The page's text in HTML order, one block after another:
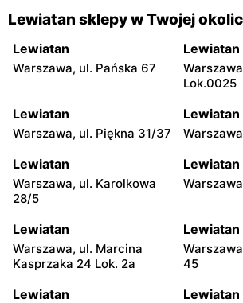
Lewiatan sklepy w Twojej
Lewiatan
Warszawa, ul. Pańska 67
Lewiatan
Lok.0025
Lewiatan
Warszawa, ul. Piękna 31/37
Lewiatan
Lewiatan
Warszawa, ul. Karolkowa
28/5
Lewiatan
Lewiatan
Warszawa, ul. Marcina
Kasprzaka 24 Lok. 2a
Lewiatan
45
Lewiatan Lewiatan